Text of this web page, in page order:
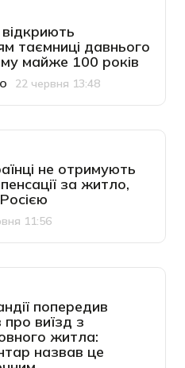
таємниці давнього
майже 100 років
22 червня 13:48
не отримують
за житло,
11:56
попередив
про виїзд з
житла:
назвав це